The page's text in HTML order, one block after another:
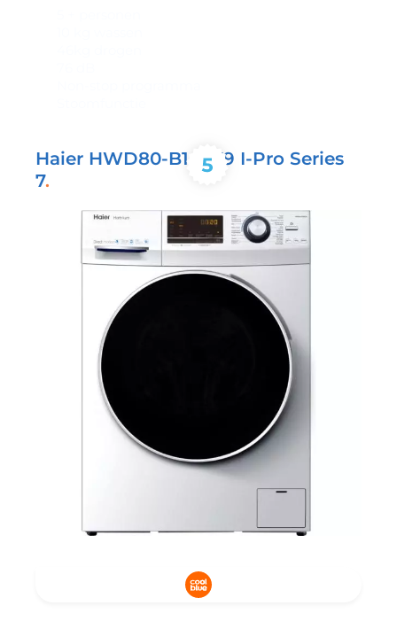
Haier HWD80-B14979 I-Pro Series
7